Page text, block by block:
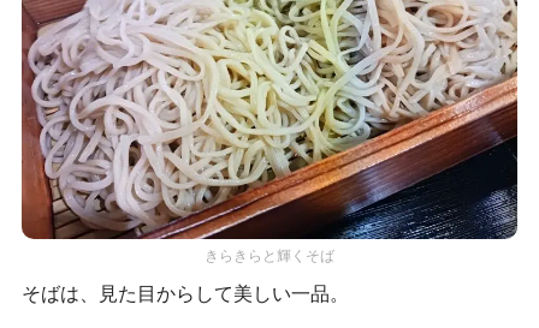
きらきらと輝くそば
そばは、見た目からして美しい一品。